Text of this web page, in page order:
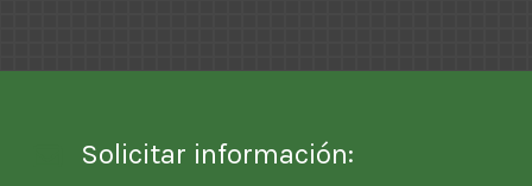
Solicitar información: